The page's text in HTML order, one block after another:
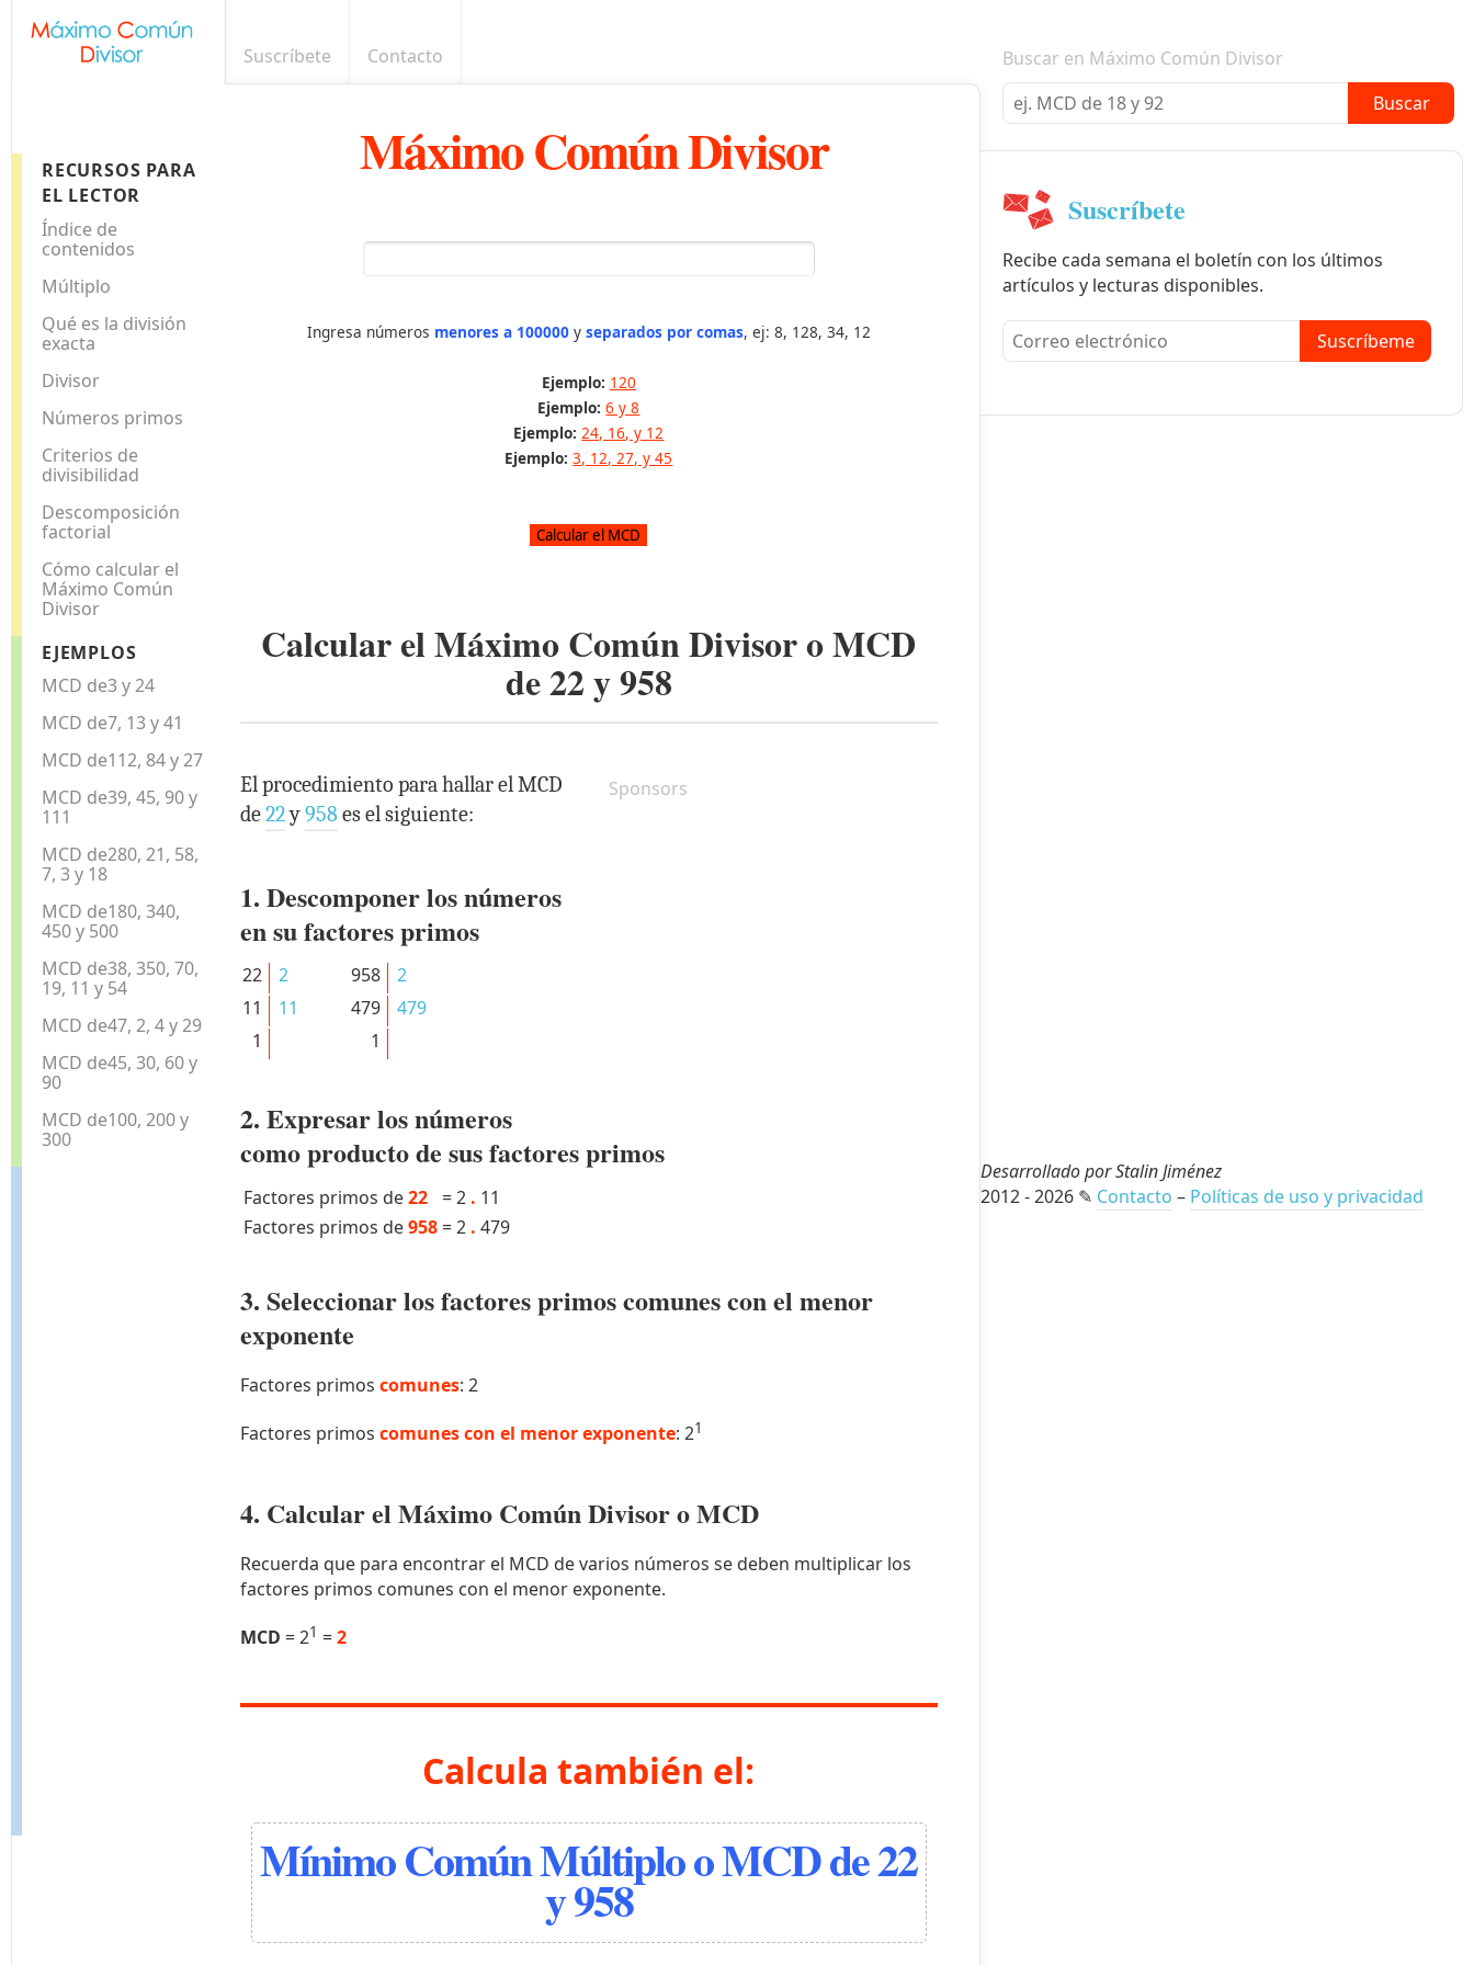
Suscríbete Contacto Boletín informativo
RECURSOS PARA
EL LECTOR
Índice de
contenidos
Múltiplo
Qué es la división
exacta
Divisor
Números primos
Criterios de
divisibilidad
Descomposición
factorial
Cómo calcular el
Máximo Común
Divisor
EJEMPLOS
MCD de3 y 24
MCD de7, 13 y 41
MCD de112, 84 y 27
MCD de39, 45, 90 y
111
MCD de280, 21, 58,
7, 3 y 18
MCD de180, 340,
450 y 500
MCD de38, 350, 70,
19, 11 y 54
MCD de47, 2, 4 y 29
MCD de45, 30, 60 y
90
MCD de100, 200 y
300
Máximo Común Divisor
Ingresa números menores a 100000y separados por comas, ej: 8, 128, 34, 12
Ejemplo: 120
Ejemplo: 6 y 8
Ejemplo: 24, 16, y 12
Ejemplo: 3, 12, 27, y 45
Calcular el Máximo Común Divisor o MCD
de22y958
Sponsors
El procedimiento para hallar el MCD
de22y958 es el siguiente:
1. Descomponer los números
en su factores primos
22
2
11
11
1
958
2
479
479
1
2. Expresar los números
como producto de sus factores primos
Factores primos de22 =2 . 11
Factores primos de958 =2 . 479
3. Seleccionar los factores primos comunes con el menor
exponente
Factores primos comunes: 2
Factores primos comunes con el menor exponente: 21
4. Calcular el Máximo Común Divisor o MCD
Recuerda que para encontrar el MCD de varios números se deben multiplicar los
factores primos comunes con el menor exponente.
MCD = 21 =2
Calcula también el:
Mínimo Común Múltiplo o MCD de 22
y 958
Buscar en Máximo Común Divisor
Buscar
Suscríbete
Recibe cada semana el boletín con los últimos
artículos y lecturas disponibles.
Suscríbeme
Desarrollado por Stalin Jiménez
2012 - 2026 ✎ Contacto – Políticas de uso y privacidad